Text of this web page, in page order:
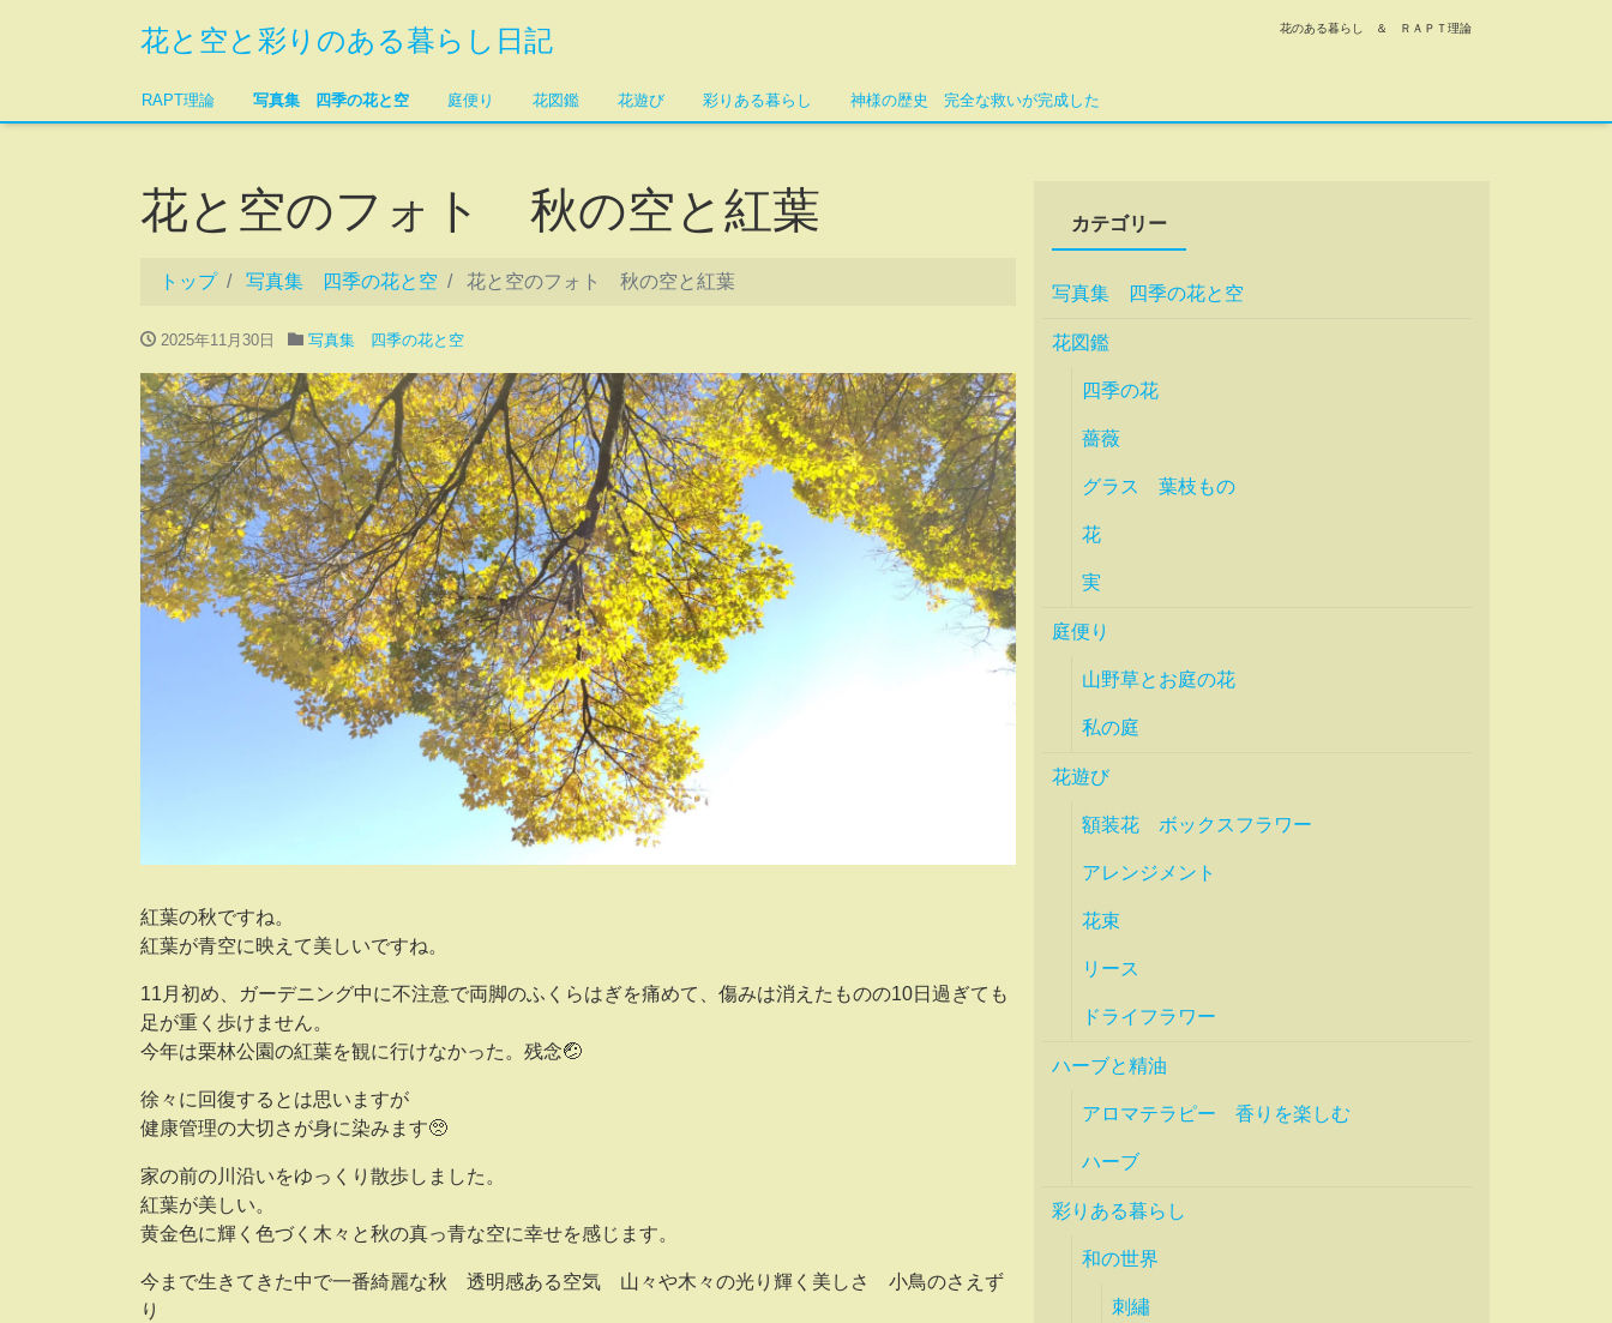
花と空と彩りのある暮らし日記 花のある暮らし ＆ ＲＡＰＴ理論
RAPT理論 写真集 四季の花と空 庭便り 花図鑑 花遊び 彩りある暮らし 神様の歴史 完全な救いが完成した
花と空のフォト 秋の空と紅葉
トップ 写真集 四季の花と空 花と空のフォト 秋の空と紅葉
2025年11月30日 写真集 四季の花と空
紅葉の秋ですね。
紅葉が青空に映えて美しいですね。
11月初め、ガーデニング中に不注意で両脚のふくらはぎを痛めて、傷みは消えたものの10日過ぎても
足が重く歩けません。
今年は栗林公園の紅葉を観に行けなかった。残念🤕
徐々に回復するとは思いますが
健康管理の大切さが身に染みます🥺
家の前の川沿いをゆっくり散歩しました。
紅葉が美しい。
黄金色に輝く色づく木々と秋の真っ青な空に幸せを感じます。
今まで生きてきた中で一番綺麗な秋 透明感ある空気 山々や木々の光り輝く美しさ 小鳥のさえず
り
カテゴリー
写真集 四季の花と空
花図鑑
四季の花
薔薇
グラス 葉枝もの
花
実
庭便り
山野草とお庭の花
私の庭
花遊び
額装花 ボックスフラワー
アレンジメント
花束
リース
ドライフラワー
ハーブと精油
アロマテラピー 香りを楽しむ
ハーブ
彩りある暮らし
和の世界
刺繡